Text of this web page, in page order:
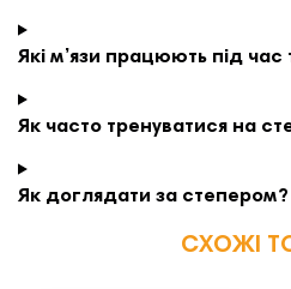
Які м’язи працюють під час
Як часто тренуватися на
Як доглядати за степером?
СХОЖІ